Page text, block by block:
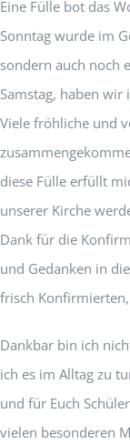
Eine Fülle bot das
Sonntag wurde im
sondern auch noch
Samstag, haben wir
Viele fröhliche und
diese Fülle erfüllt
unserer Kirche
Dank für die
und Gedanken in
frisch
Dankbar bin ich
ich es im Alltag zu
und für Euch
vielen besonderen